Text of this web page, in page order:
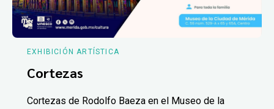
EXHIBICIÓN ARTÍSTICA
Cortezas
Cortezas de Rodolfo Baeza en el Museo de la